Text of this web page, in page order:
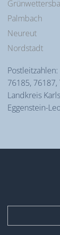
Palmbach
Neureut
Nordstadt
76185,
Landkreis
Eggenstein-